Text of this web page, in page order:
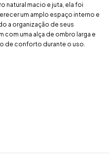
natural macio e juta, ela foi
um amplo espaço interno e
a organização de seus
uma alça de ombro larga e
de conforto durante o uso.